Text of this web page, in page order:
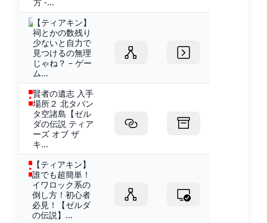
方 -...
【ティアキン】
祠とかの数残り
少ないと自力で
見つけるの無理
じゃね？ – ゲー
ム...
賢者の遺志 入手
場所２ 北タバン
タ空諸島【ゼル
ダの伝説 ティア
ーズ オブ ザ
キ...
【ティアキン】
誰でも超簡単！
イワロック系の
倒し方！初心者
必見！【ゼルダ
の伝説】...